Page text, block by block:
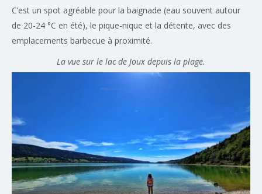
C’est un spot agréable pour la baignade (eau souvent autour
de 20-24 °C en été), le pique-nique et la détente, avec des
emplacements barbecue à proximité.
La vue sur le lac de Joux depuis la plage.